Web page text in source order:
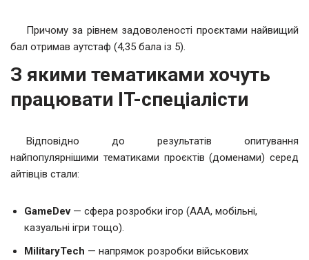
Причому за рівнем задоволеності проєктами найвищий
бал отримав аутстаф (4,35 бала із 5).
З якими тематиками хочуть
працювати IT-спеціалісти
Відповідно до результатів опитування
найпопулярнішими тематиками проєктів (доменами) серед
айтівців стали:
GameDev— сфера розробки ігор (AAA, мобільні,
казуальні ігри тощо).
MilitaryTech — напрямок розробки військових